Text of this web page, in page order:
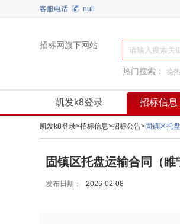
客服电话 null
招标网旗下网站
热门搜索： 换
凯发k8登录 招标信息
凯发k8登录>招标信息>招标公告>固镇区托
固镇区托盘运输合同（
发布日期： 2026-02-08